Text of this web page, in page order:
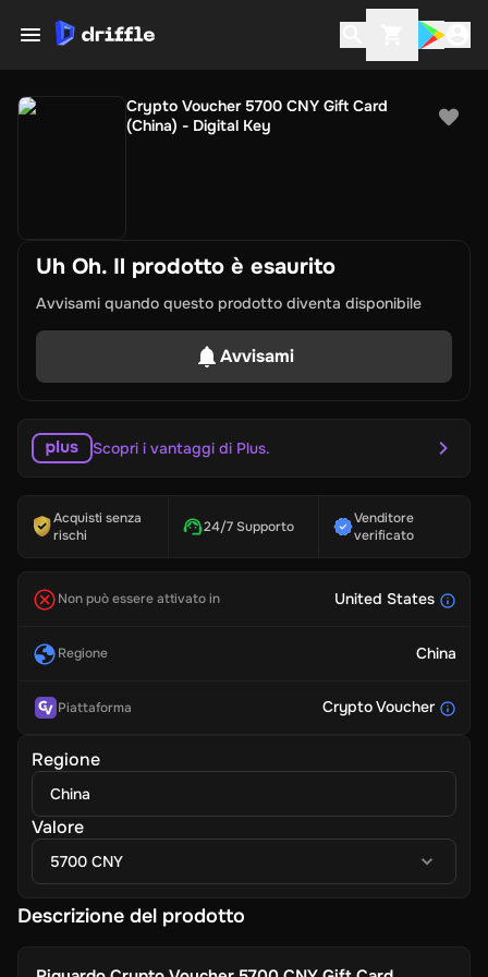
Crypto Voucher 5700 CNY Gift Card
(China) - Digital Key
Uh Oh. Il prodotto è esaurito
Avvisami quando questo prodotto diventa disponibile
Avvisami
Scopri i vantaggi di Plus.
Acquisti senza
rischi
24/7 Supporto
Venditore
verificato
Non può essere attivato in United States
Regione China
Piattaforma Crypto Voucher
Regione
China
Valore
5700 CNY
Descrizione del prodotto